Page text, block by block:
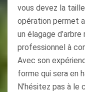
vous devez la
opération permet
un élagage
professionnel à
Avec son
forme qui sera en
N’hésitez pas à